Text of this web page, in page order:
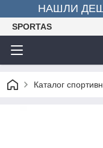
НАШЛИ
SPORTAS
Каталог